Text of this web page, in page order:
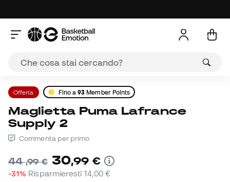
Offerta Fino a93 Member Points
Maglietta Puma Lafrance
Supply 2
Commenta per primo
44,99 € 30,99 €
-31% Risparmieresti14,00 €